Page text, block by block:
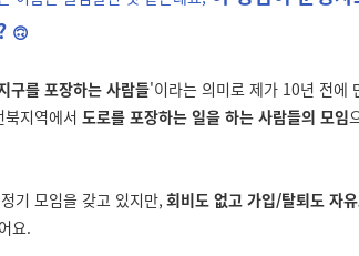
🙃
구를 포장하는 사람들'이라는 의미로 제가 10년 전에
북지역에서 도로를 포장하는 일을 하는 사람들의 모임
기 모임을 갖고 있지만, 회비도 없고 가입/탈퇴도 자
요.